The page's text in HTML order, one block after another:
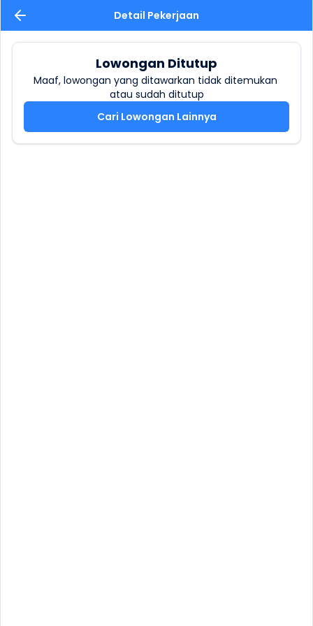
Detail Pekerjaan
Lowongan Ditutup
Maaf, lowongan yang ditawarkan tidak ditemukan
atau sudah ditutup
Cari Lowongan Lainnya